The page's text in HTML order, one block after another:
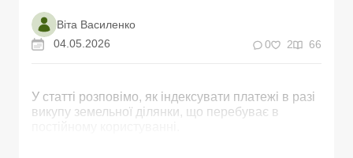
Віта Василенко
04.05.2026
0 2 66
У статті розповімо, як індексувати платежі в разі
викупу земельної ділянки, що перебуває в